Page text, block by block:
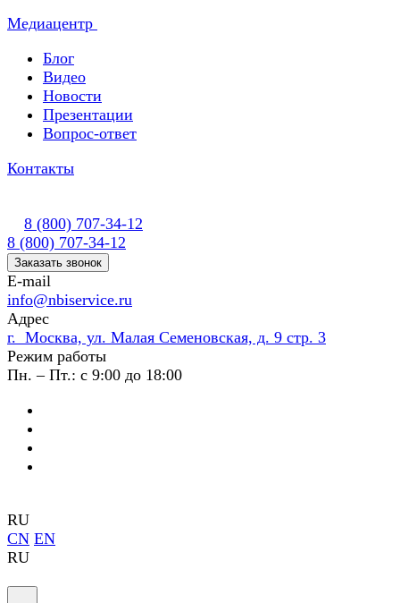
Медиацентр
Блог
Видео
Новости
Презентации
Вопрос-ответ
Контакты
8 (800) 707-34-12
8 (800) 707-34-12
Заказать звонок
E-mail
info@nbiservice.ru
Адрес
г. Москва, ул. Малая Семеновская, д. 9 стр. 3
Режим работы
Пн. – Пт.: с 9:00 до 18:00
RU
CN EN
RU